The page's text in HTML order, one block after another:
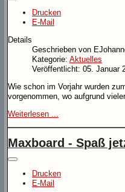
Drucken
E-Mail
Details
Geschrieben von
Kategorie: Aktuelles
Veröffentlicht: 05. Januar
Wie schon im Vorjahr wurden
vorgenommen, wo aufgrund
Weiterlesen ...
Maxboard - Spaß
Drucken
E-Mail